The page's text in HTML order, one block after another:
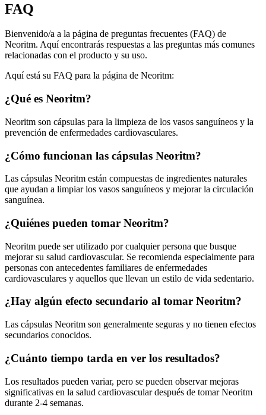
FAQ
Bienvenido/a a la página de preguntas frecuentes (FAQ) de
Neoritm. Aquí encontrarás respuestas a las preguntas más comunes
relacionadas con el producto y su uso.
Aquí está su FAQ para la página de Neoritm:
¿Qué es Neoritm?
Neoritm son cápsulas para la limpieza de los vasos sanguíneos y la
prevención de enfermedades cardiovasculares.
¿Cómo funcionan las cápsulas Neoritm?
Las cápsulas Neoritm están compuestas de ingredientes naturales
que ayudan a limpiar los vasos sanguíneos y mejorar la circulación
sanguínea.
¿Quiénes pueden tomar Neoritm?
Neoritm puede ser utilizado por cualquier persona que busque
mejorar su salud cardiovascular. Se recomienda especialmente para
personas con antecedentes familiares de enfermedades
cardiovasculares y aquellos que llevan un estilo de vida sedentario.
¿Hay algún efecto secundario al tomar Neoritm?
Las cápsulas Neoritm son generalmente seguras y no tienen efectos
secundarios conocidos.
¿Cuánto tiempo tarda en ver los resultados?
Los resultados pueden variar, pero se pueden observar mejoras
significativas en la salud cardiovascular después de tomar Neoritm
durante 2-4 semanas.